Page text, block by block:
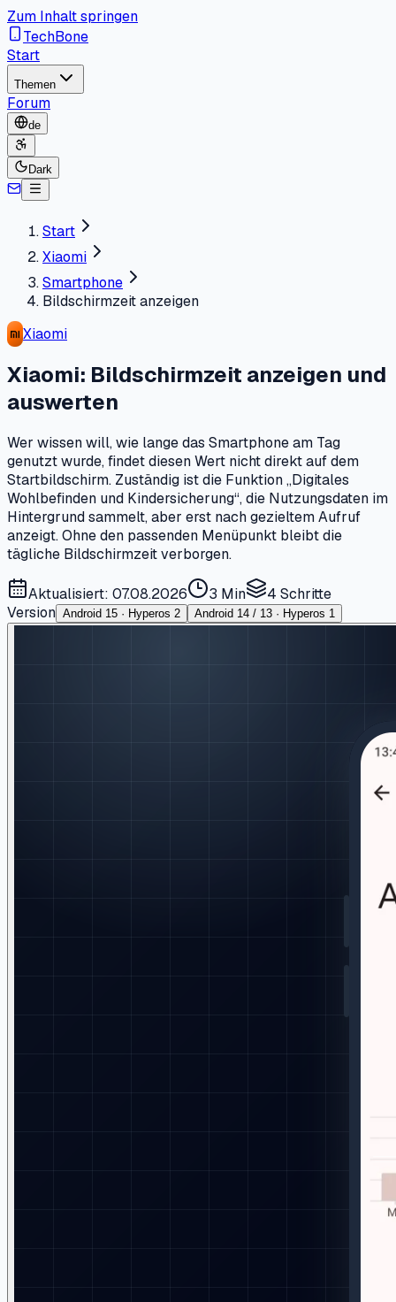
Zum Inhalt springen
TechBone
Start
Themen
Forum
de
Dark
Start
Xiaomi
Smartphone
Bildschirmzeit anzeigen
Xiaomi
Xiaomi: Bildschirmzeit anzeigen und
auswerten
Wer wissen will, wie lange das Smartphone am Tag
genutzt wurde, findet diesen Wert nicht direkt auf dem
Startbildschirm. Zuständig ist die Funktion „Digitales
Wohlbefinden und Kindersicherung“, die Nutzungsdaten im
Hintergrund sammelt, aber erst nach gezieltem Aufruf
anzeigt. Ohne den passenden Menüpunkt bleibt die
tägliche Bildschirmzeit verborgen.
Aktualisiert: 07.08.2026 3 Min 4 Schritte
Version Android 15 · Hyperos 2 Android 14 / 13 · Hyperos 1